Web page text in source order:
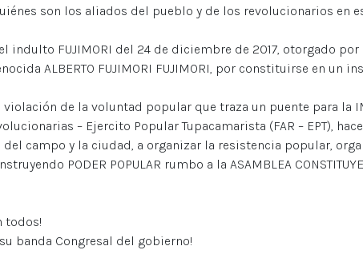
son los aliados del pueblo y de los revolucionarios en
indulto FUJIMORI del 24 de diciembre de 2017, otorgado por
ALBERTO FUJIMORI FUJIMORI, por constituirse en un
violación de la voluntad popular que traza un puente para la
– Ejercito Popular Tupacamarista (FAR – EPT),
campo y la ciudad, a organizar la resistencia popular,
PODER POPULAR rumbo a la ASAMBLEA
todos!
su banda Congresal del gobierno!